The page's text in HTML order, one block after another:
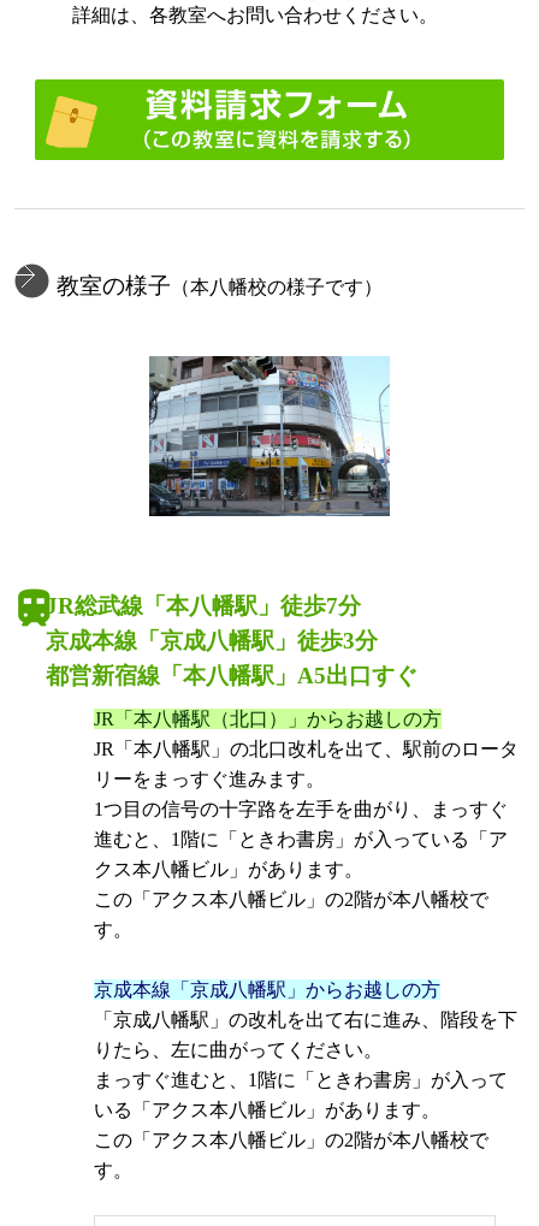
詳細は、各教室へお問い合わせください。
教室の様子 （本八幡校の様子です）
JR総武線「本八幡駅」徒歩7分
京成本線「京成八幡駅」徒歩3分
都営新宿線「本八幡駅」A5出口すぐ
JR「本八幡駅（北口）」からお越しの方
JR「本八幡駅」の北口改札を出て、駅前のロータ
リーをまっすぐ進みます。
1つ目の信号の十字路を左手を曲がり、まっすぐ
進むと、1階に「ときわ書房」が入っている「ア
クス本八幡ビル」があります。
この「アクス本八幡ビル」の2階が本八幡校で
す。
京成本線「京成八幡駅」からお越しの方
「京成八幡駅」の改札を出て右に進み、階段を下
りたら、左に曲がってください。
まっすぐ進むと、1階に「ときわ書房」が入って
いる「アクス本八幡ビル」があります。
この「アクス本八幡ビル」の2階が本八幡校で
す。